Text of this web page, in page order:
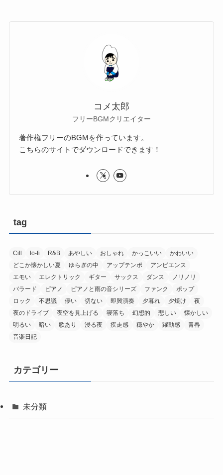
コメ太郎
フリーBGMクリエイター
著作権フリーのBGMを作っています。
こちらのサイトでダウンロードできます！
tag
Cill lo-fi R&B あやしい おしゃれ かっこいい
かわいい
どこか懐かしい夏
ゆらぎの中 アップテンポ
アンビエンス
エモい
エレクトリック ギター サックス ダンス
ノリノリ
バラード
ピアノ ピアノと雨の音シリーズ ファンク
ポップ
ロック
不思議 儚い 切ない 即興演奏 夕暮れ 夕焼け
夜
夜のドライブ
夜空を見上げる 寝落ち 幻想的 悲しい
懐かしい
明るい
暗い 歌あり 浸る夜 疾走感 穏やか 躍動感
青春
音楽日記
カテゴリー
未分類